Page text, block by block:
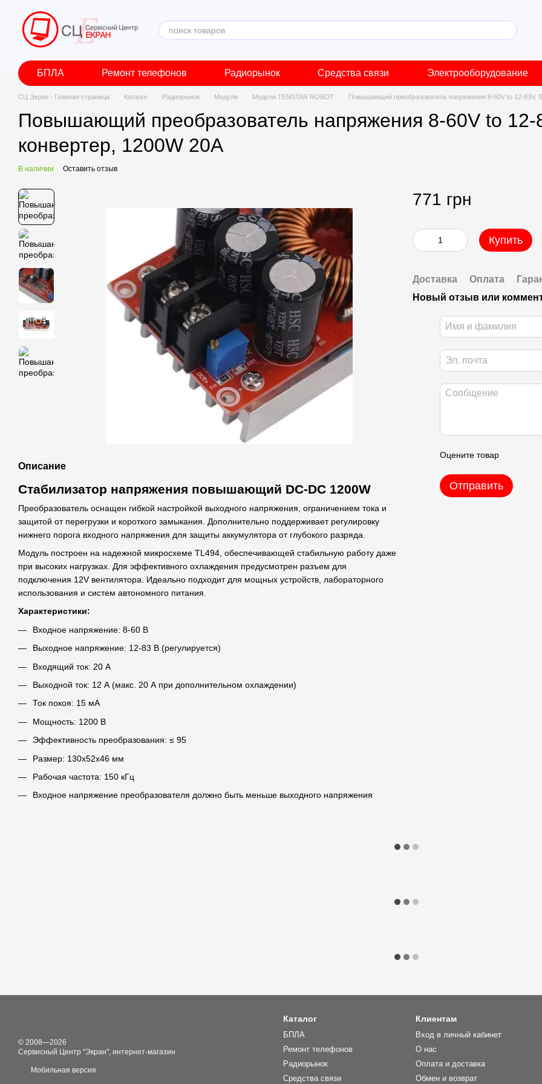
Перейти к основному контенту
БПЛА Ремонт телефонов Радиорынок Средства связи Электрооборудование
СЦ Экран - Главная страница Каталог Радиорынок Модули Модули TENSTAR ROBOT Повышающий преобразователь напряжения 8-60V to 12-83V,
Повышающий преобразователь напряжения 8-60V to 12-
конвертер, 1200W 20А
В наличии Оставить отзыв
Описание
Стабилизатор напряжения повышающий DC-DC 1200W
Преобразователь оснащен гибкой настройкой выходного напряжения, ограничением тока и
защитой от перегрузки и короткого замыкания. Дополнительно поддерживает регулировку
нижнего порога входного напряжения для защиты аккумулятора от глубокого разряда.
Модуль построен на надежной микросхеме TL494, обеспечивающей стабильную работу даже
при высоких нагрузках. Для эффективного охлаждения предусмотрен разъем для
подключения 12V вентилятора. Идеально подходит для мощных устройств, лабораторного
использования и систем автономного питания.
Характеристики:
Входное напряжение: 8-60 В
Выходное напряжение: 12-83 В (регулируется)
Входящий ток: 20 А
Выходной ток: 12 А (макс. 20 А при дополнительном охлаждении)
Ток покоя: 15 мA
Мощность: 1200 В
Эффективность преобразования: ≤ 95
Размер: 130х52x46 мм
Рабочая частота: 150 кГц
Входное напряжение преобразователя должно быть меньше выходного напряжения
771 грн
Купить
Доставка Оплата
Новый отзыв или
Оцените товар
Отправить
© 2008—2026
Сервисный Центр "Экран", интернет-магазин
Мобильная версия
Каталог
БПЛА
Ремонт телефонов
Радиорынок
Средства связи
Клиентам
Вход в личный кабинет
О нас
Оплата и доставка
Обмен и возврат